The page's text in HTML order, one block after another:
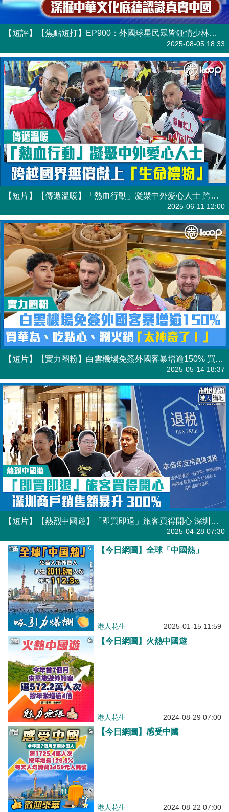
【短評】【焦點短打】EP900：外國球星民眾皆鍾情少林功夫 深掘中華文化底蘊認識真實中國
2025-08-05 18:33
【短片】【傳遞溫暖】「熱血行動」凝聚中外愛心人士 跨越國界無償獻上「生命禮物」
2025-06-11 12:00
【短片】【實力圈粉】白雲機場免簽外國客暴增逾150% 買華為、吃點心、涮火鍋「太神奇了！」
2025-05-14 18:37
【短片】【熱烈中國遊】「即買即退」旅客​買得開心 深圳商戶銷售額暴升300%​
2025-04-28 07:30
【今日網圖】全球「中國熱」
港人花生 2025-01-15 11:59
【今日網圖】火熱中國遊
港人花生 2024-08-29 07:00
【今日網圖】感受中國
港人花生 2024-08-22 07:00